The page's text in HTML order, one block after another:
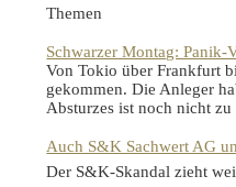
Themen
Schwarzer Montag: Panik-
Von Tokio über Frankfurt
gekommen. Die Anleger
Absturzes ist noch nicht
Auch S&K Sachwert AG
Der S&K-Skandal zieht